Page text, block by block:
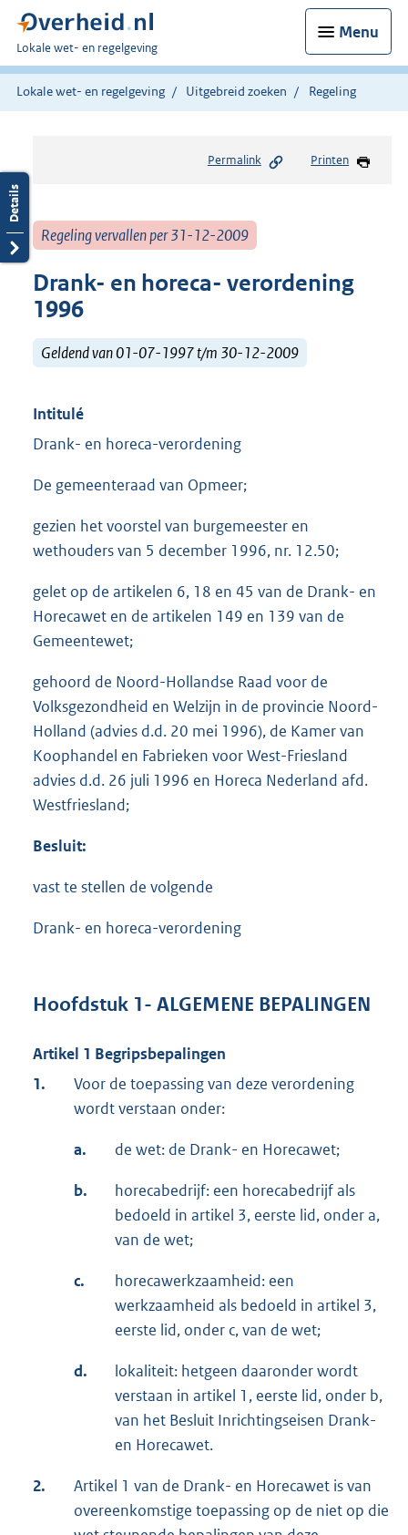
Menu
U
bent
hier:
Lokale wet- en regelgeving
Lokale wet- en regelgeving Uitgebreid zoeken Regeling
Permalink Printen
Regeling vervallen per 31-12-2009
Drank- en horeca- verordening
1996
Geldend van 01-07-1997 t/m 30-12-2009
Intitulé
Drank- en horeca-verordening
De gemeenteraad van Opmeer;
gezien het voorstel van burgemeester en
wethouders van 5 december 1996, nr. 12.50;
gelet op de artikelen 6, 18 en 45 van de Drank- en
Horecawet en de artikelen 149 en 139 van de
Gemeentewet;
gehoord de Noord-Hollandse Raad voor de
Volksgezondheid en Welzijn in de provincie Noord-
Holland (advies d.d. 20 mei 1996), de Kamer van
Koophandel en Fabrieken voor West-Friesland
advies d.d. 26 juli 1996 en Horeca Nederland afd.
Westfriesland;
Besluit:
vast te stellen de volgende
Drank- en horeca-verordening
Hoofdstuk 1- ALGEMENE BEPALINGEN
Artikel 1 Begripsbepalingen
1.
Voor de toepassing van deze verordening
wordt verstaan onder:
a. de wet: de Drank- en Horecawet;
b.
horecabedrijf: een horecabedrijf als
bedoeld in artikel 3, eerste lid, onder a,
van de wet;
c.
horecawerkzaamheid: een
werkzaamheid als bedoeld in artikel 3,
eerste lid, onder c, van de wet;
d.
lokaliteit: hetgeen daaronder wordt
verstaan in artikel 1, eerste lid, onder b,
van het Besluit Inrichtingseisen Drank-
en Horecawet.
2.
Artikel 1 van de Drank- en Horecawet is van
overeenkomstige toepassing op de niet op die